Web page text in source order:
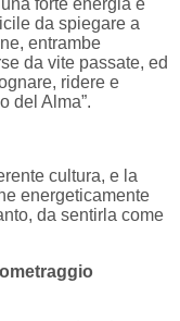
da spiegare a
entrambe
da vite passate, ed
ridere e
del Alma”.
cultura, e la
energeticamente
da sentirla come